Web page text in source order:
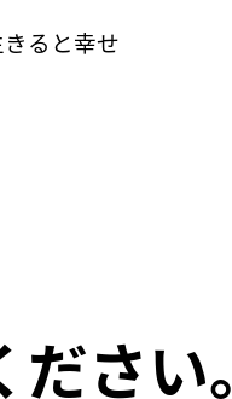
きると幸せ
さい。